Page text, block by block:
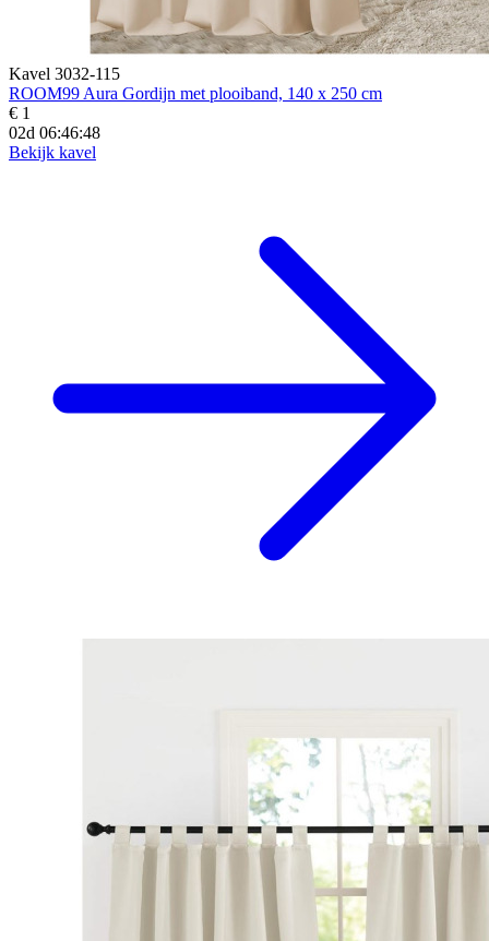
Kavel 3032-115
ROOM99 Aura Gordijn met plooiband, 140 x 250 cm
€ 1
02d 06:46:46
Bekijk kavel